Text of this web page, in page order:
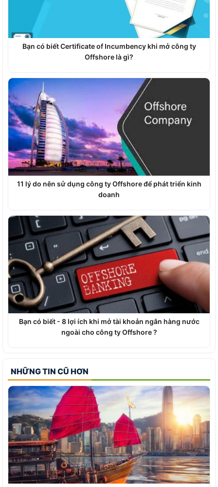
Bạn có biết Certificate of Incumbency khi mở công ty
Offshore là gì?
11 lý do nên sử dụng công ty Offshore để phát triển kinh
doanh
Bạn có biết - 8 lợi ích khi mở tài khoản ngân hàng nước
ngoài cho công ty Offshore ?
NHỮNG TIN CŨ HƠN